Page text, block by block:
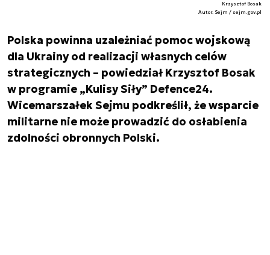
Krzysztof Bosak
Autor. Sejm / sejm.gov.pl
Polska powinna uzależniać pomoc wojskową
dla Ukrainy od realizacji własnych celów
strategicznych – powiedział Krzysztof Bosak
w programie „Kulisy Siły” Defence24.
Wicemarszałek Sejmu podkreślił, że wsparcie
militarne nie może prowadzić do osłabienia
zdolności obronnych Polski.